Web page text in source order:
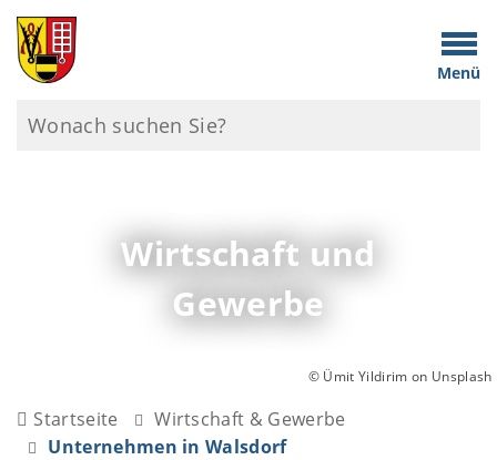
Menü
Wirtschaft und
Gewerbe
© Ümit Yildirim on Unsplash
Startseite
Wirtschaft & Gewerbe
Unternehmen in Walsdorf